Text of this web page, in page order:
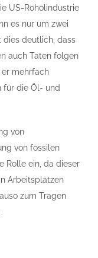
US-Rohölindustrie
es nur um zwei
dies deutlich, dass
auch Taten folgen
mehrfach
für die Öl- und
von
von fossilen
Rolle ein, da dieser
Arbeitsplätzen
zum Tragen